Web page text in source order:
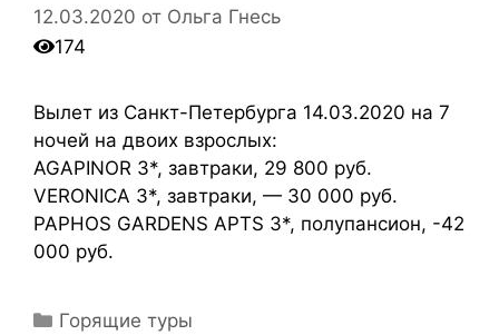
12.03.2020 от Ольга Гнесь
174
Вылет из Санкт-Петербурга 14.03.2020 на 7
ночей на двоих взрослых:
AGAPINOR 3*, завтраки, 29 800 руб.
VERONICA 3*, завтраки, — 30 000 руб.
PAPHOS GARDENS APTS 3*, полупансион, -42
000 руб.
Горящие туры